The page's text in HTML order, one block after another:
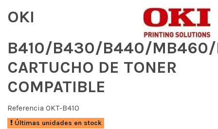
OKI
B410/B430/B440/
CARTUCHO DE TONER
COMPATIBLE
Referencia OKT-B410
Últimas unidades en stock